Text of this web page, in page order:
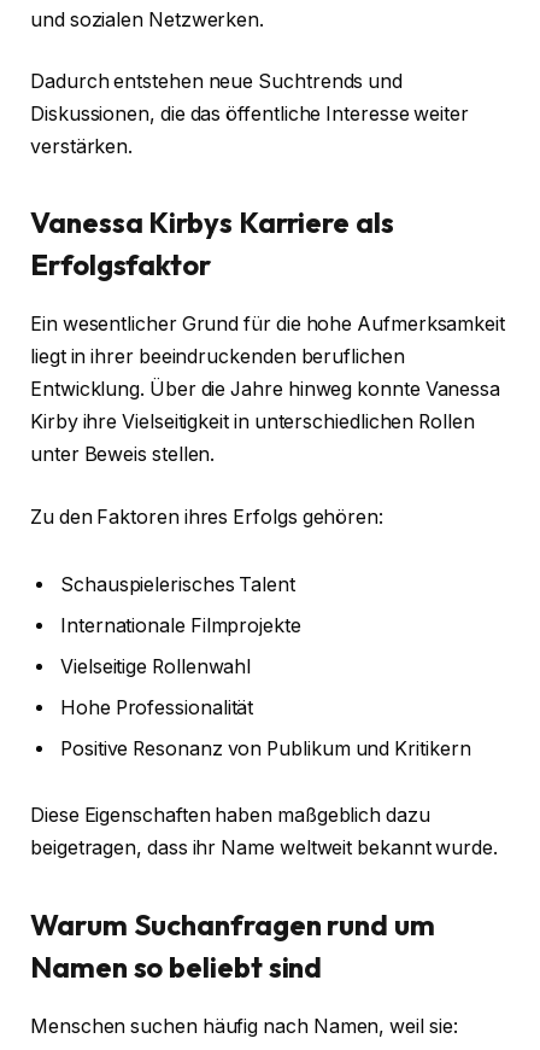
und sozialen Netzwerken.
Dadurch entstehen neue Suchtrends und
Diskussionen, die das öffentliche Interesse weiter
verstärken.
Vanessa Kirbys Karriere als
Erfolgsfaktor
Ein wesentlicher Grund für die hohe Aufmerksamkeit
liegt in ihrer beeindruckenden beruflichen
Entwicklung. Über die Jahre hinweg konnte Vanessa
Kirby ihre Vielseitigkeit in unterschiedlichen Rollen
unter Beweis stellen.
Zu den Faktoren ihres Erfolgs gehören:
Schauspielerisches Talent
Internationale Filmprojekte
Vielseitige Rollenwahl
Hohe Professionalität
Positive Resonanz von Publikum und Kritikern
Diese Eigenschaften haben maßgeblich dazu
beigetragen, dass ihr Name weltweit bekannt wurde.
Warum Suchanfragen rund um
Namen so beliebt sind
Menschen suchen häufig nach Namen, weil sie: